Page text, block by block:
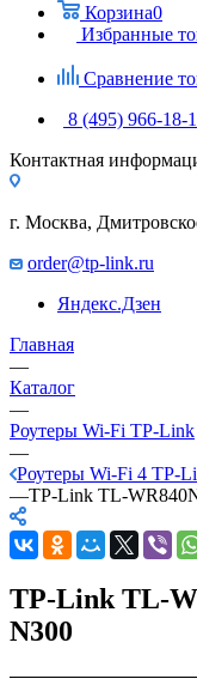
Корзина0
Избранные
Сравнение
8 (495) 966-18-
Контактная
г. Москва,
order@tp-link.ru
Яндекс.Дзен
Главная
—
Каталог
—
Роутеры Wi-Fi TP-Link
—
Роутеры Wi-Fi 4 TP-
—TP-Link TL-
TP-Link TL-
N300